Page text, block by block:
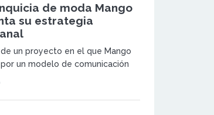
de moda Mango
su estrategia
un proyecto en el que Mango
un modelo de comunicación
de estos en sus canales de